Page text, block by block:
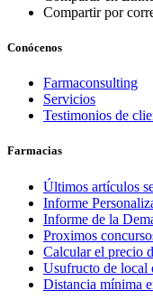
Compartir por
Conócenos
Farmaconsulting
Servicios
Testimonios de
Farmacias
Últimos artículos
Informe
Informe de la
Proximos
Calcular el precio
Usufructo de local
Distancia mínima